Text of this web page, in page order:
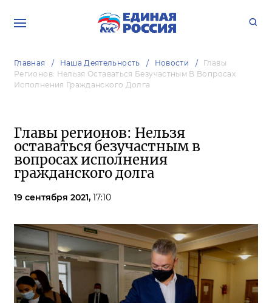
Главная Наша Деятельность Новости
Главы
Регионов: Нельзя Оставаться Безучастным В Вопросах
Исполнения Гражданского Долга
Главы регионов: Нельзя
оставаться безучастным в
вопросах исполнения
гражданского долга
19 сентября 2021, 17:10